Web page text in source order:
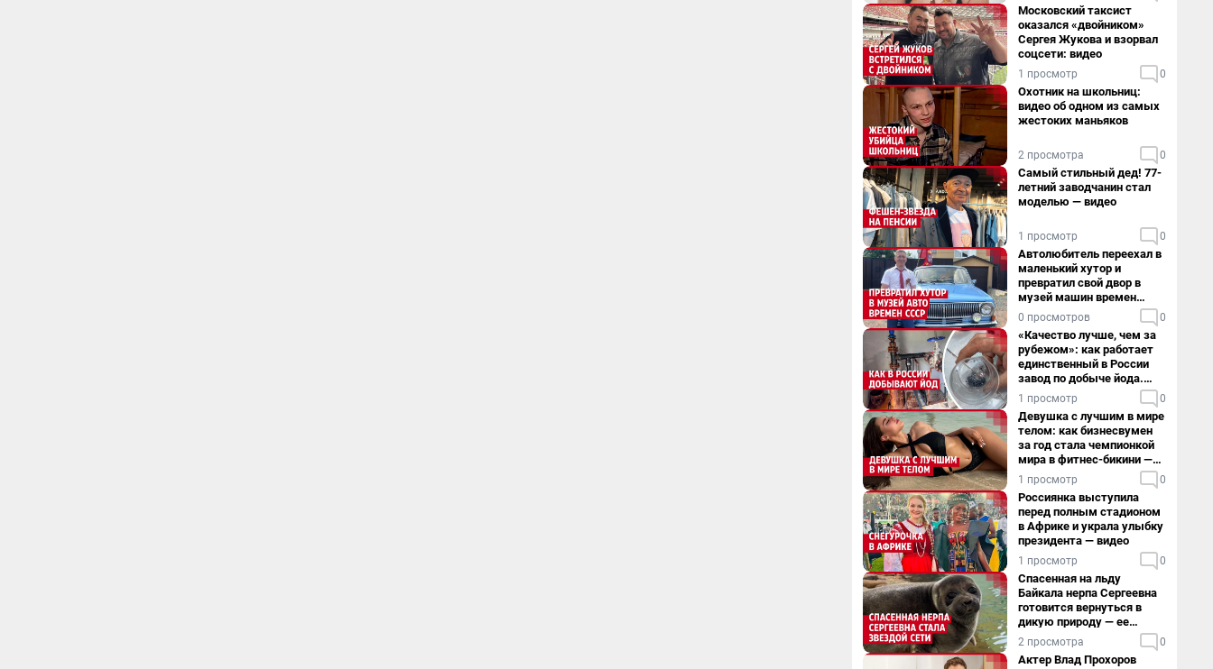
Московский таксист
оказался «двойником»
Сергея Жукова и взорвал
соцсети: видео
1 просмотр 0
Охотник на школьниц:
видео об одном из самых
жестоких маньяков
2 просмотра 0
Самый стильный дед! 77-
летний заводчанин стал
моделью — видео
1 просмотр 0
Автолюбитель переехал в
маленький хутор и
превратил свой двор в
музей машин времен
СССР. Видео
0 просмотров 0
«Качество лучше, чем за
рубежом»: как работает
единственный в России
завод по добыче йода.
Видео
1 просмотр 0
Девушка с лучшим в мире
телом: как бизнесвумен
за год стала чемпионкой
мира в фитнес-бикини —
видео
1 просмотр 0
Россиянка выступила
перед полным стадионом
в Африке и украла улыбку
президента — видео
1 просмотр 0
Спасенная на льду
Байкала нерпа Сергеевна
готовится вернуться в
дикую природу — ее
видеоистория
2 просмотра 0
Актер Влад Прохоров